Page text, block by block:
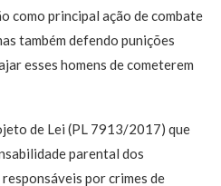
como principal ação de combate
também defendo punições
esses homens de cometerem
de Lei (PL 7913/2017) que
parental dos
por crimes de